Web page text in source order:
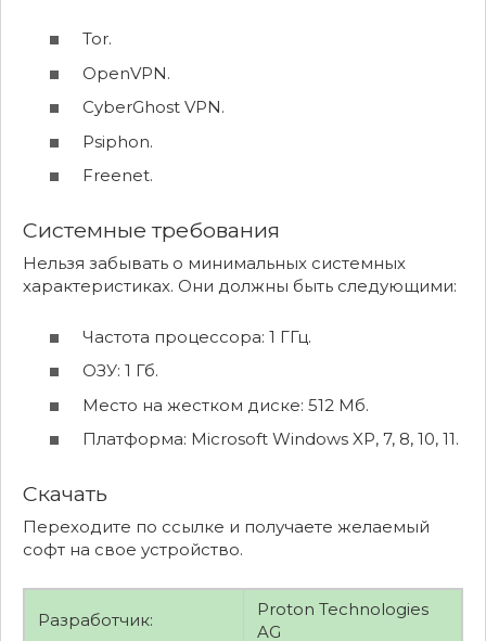
Tor.
OpenVPN.
CyberGhost VPN.
Psiphon.
Freenet.
Системные требования
Нельзя забывать о минимальных системных
характеристиках. Они должны быть следующими:
Частота процессора: 1 ГГц.
ОЗУ: 1 Гб.
Место на жестком диске: 512 Мб.
Платформа: Microsoft Windows XP, 7, 8, 10, 11.
Скачать
Переходите по ссылке и получаете желаемый
софт на свое устройство.
Разработчик:
Proton Technologies
AG